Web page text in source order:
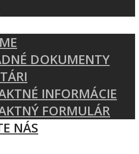
DOKUMENTY
INFORMÁCIE
FORMULÁR
NÁS